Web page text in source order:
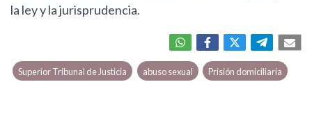
la ley y la jurisprudencia.
Superior Tribunal de Justicia abuso sexual Prisión domiciliaria